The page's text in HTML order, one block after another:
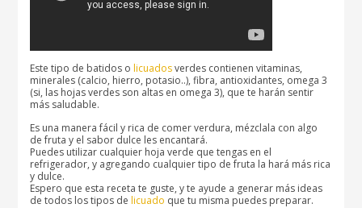
Este tipo de batidos olicuadosverdes contienen vitaminas,
minerales (calcio, hierro, potasio..), fibra, antioxidantes, omega 3
(si, las hojas verdes son altas en omega 3), que te harán sentir
más saludable.
Es una manera fácil y rica de comer verdura, mézclala con algo
de fruta y el sabor dulce les encantará.
Puedes utilizar cualquier hoja verde que tengas en el
refrigerador, y agregando cualquier tipo de fruta la hará más rica
y dulce.
Espero que esta receta te guste, y te ayude a generar más ideas
de todos los tipos delicuado que tu misma puedes preparar.